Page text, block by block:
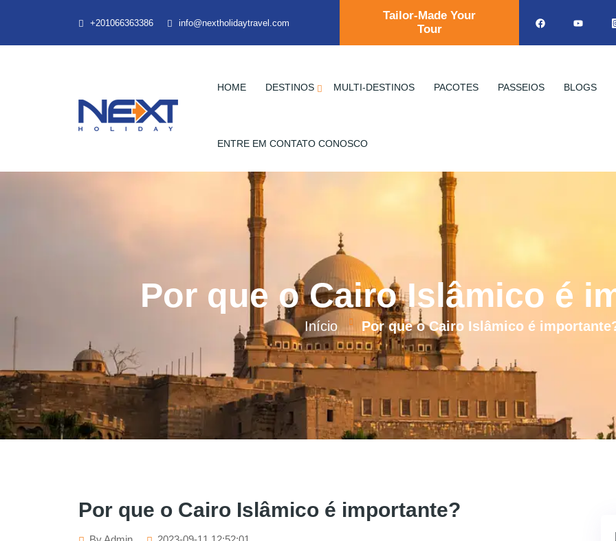
+201066363386 info@nextholidaytravel.com
Tailor-Made Your
Tour
HOME DESTINOS MULTI-DESTINOS PACOTES PASSEIOS BLOGS
ENTRE EM CONTATO CONOSCO
Por que o Cairo Islâmico é
Início Por que o Cairo Islâmico é
Por que o Cairo Islâmico é importante?